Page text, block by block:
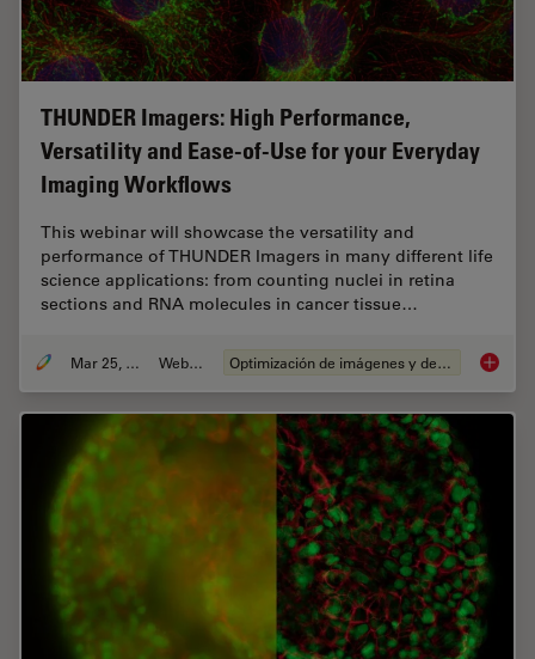
THUNDER Imagers: High Performance,
Versatility and Ease-of-Use for your Everyday
Imaging Workflows
This webinar will showcase the versatility and
performance of THUNDER Imagers in many different life
science applications: from counting nuclei in retina
sections and RNA molecules in cancer tissue…
Mar 25, 2020 Webinar Optimización de imágenes y deconvolución